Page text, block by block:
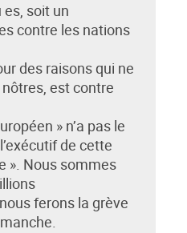
es, soit un
contre les nations
des raisons qui ne
est contre
» n’a pas le
de cette
». Nous sommes
ferons la grève